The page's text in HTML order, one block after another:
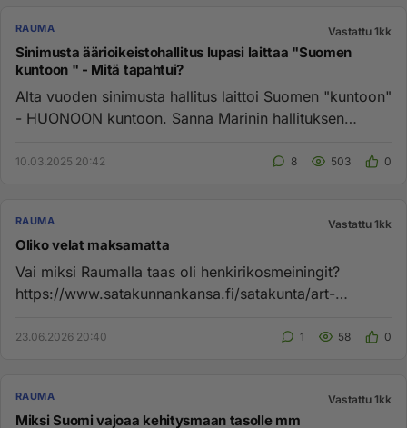
RAUMA Vastattu 1kk
Sinimusta äärioikeistohallitus lupasi laittaa "Suomen
kuntoon " - Mitä tapahtui?
Alta vuoden sinimusta hallitus laittoi Suomen "kuntoon"
- HUONOON kuntoon. Sanna Marinin hallituksen
10.03.2025 20:42 8 503 0
RAUMA Vastattu 1kk
Oliko velat maksamatta
Vai miksi Raumalla taas oli henkirikosmeiningit?
https://www.satakunnankansa.fi/satakunta/art-
23.06.2026 20:40 1 58 0
RAUMA Vastattu 1kk
Miksi Suomi vajoaa kehitysmaan tasolle mm